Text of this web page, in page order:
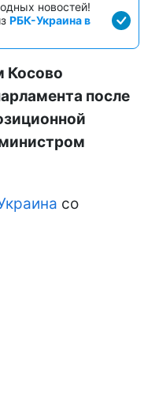
новостей!
РБК-Украина в
Косово
после
со